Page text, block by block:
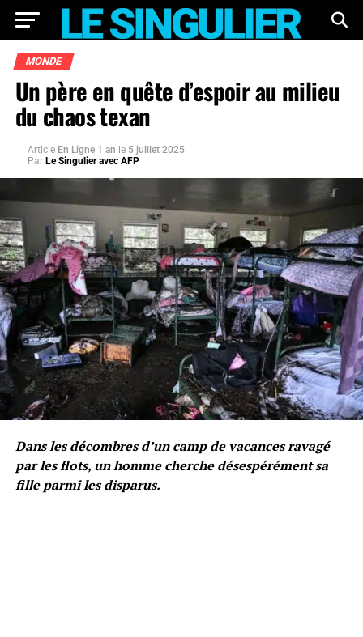
MONDE
Un père en quête d’espoir au milieu
du chaos texan
Article En Ligne 1 an le 5 juillet 2025
Par Le Singulier avec AFP
Dans les décombres d’un camp de vacances ravagé
par les flots, un homme cherche désespérément sa
fille parmi les disparus.